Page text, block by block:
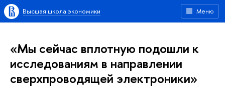
Меню
Высшая школа экономики
«Мы сейчас вплотную подошли к
исследованиям в направлении
сверхпроводящей электроники»